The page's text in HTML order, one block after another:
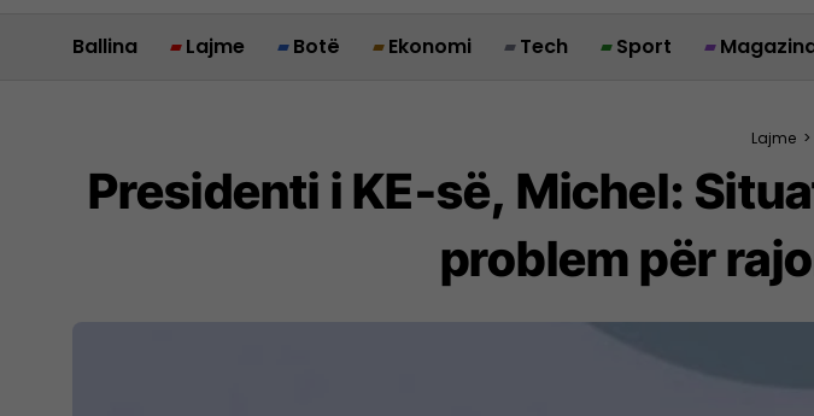
Ballina Lajme Botë Ekonomi Tech Sport
Lajme >
Presidenti i KE-së, Michel:
problem për